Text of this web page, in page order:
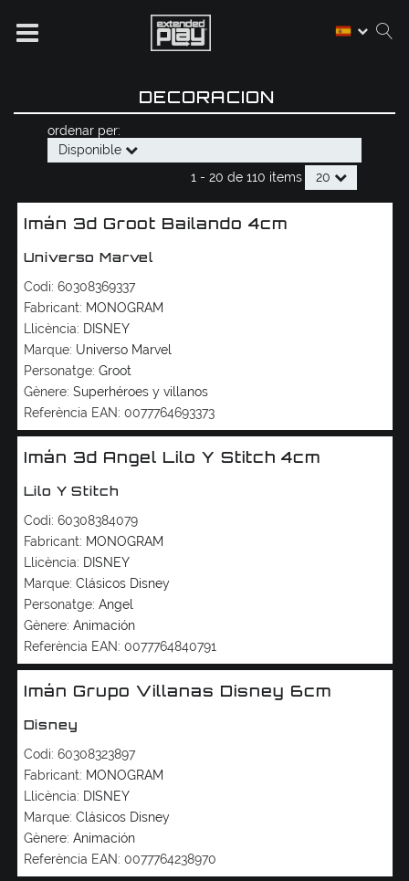
DECORACION
ordenar per:
Disponible
1 - 20 de 110 items 20
Imán 3d Groot Bailando 4cm
Universo Marvel
Codi: 60308369337
Fabricant: MONOGRAM
Llicència: DISNEY
Marque: Universo Marvel
Personatge: Groot
Gènere: Superhéroes y villanos
Referència EAN: 0077764693373
Imán 3d Angel Lilo Y Stitch 4cm
Lilo Y Stitch
Codi: 60308384079
Fabricant: MONOGRAM
Llicència: DISNEY
Marque: Clásicos Disney
Personatge: Angel
Gènere: Animación
Referència EAN: 0077764840791
Imán Grupo Villanas Disney 6cm
Disney
Codi: 60308323897
Fabricant: MONOGRAM
Llicència: DISNEY
Marque: Clásicos Disney
Gènere: Animación
Referència EAN: 0077764238970